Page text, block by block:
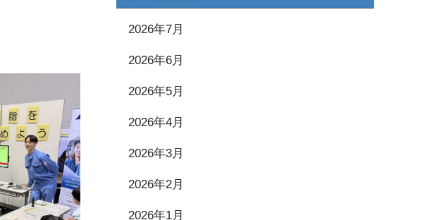
2026年7月
2026年6月
2026年5月
2026年4月
2026年3月
2026年2月
2026年1月